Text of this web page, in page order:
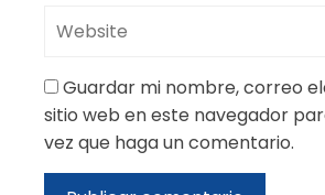
Guardar mi nombre, correo
sitio web en este navegador
vez que haga un comentario.